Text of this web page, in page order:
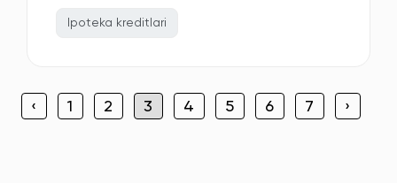
Ipoteka kreditlari
‹ 1 2 3 4 5 6 7 ›